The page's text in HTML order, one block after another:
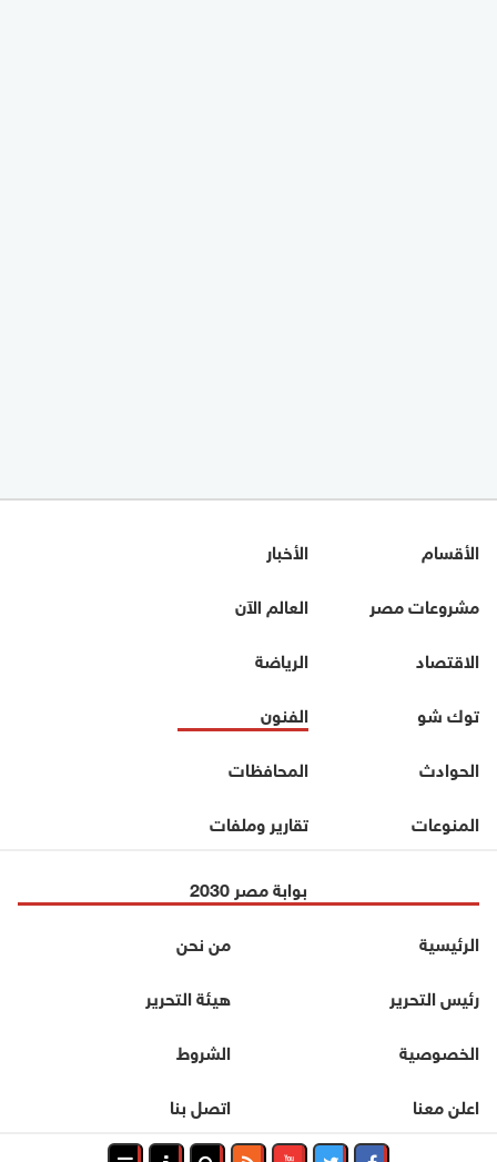
الأقسام
الأخبار
مشروعات مصر
العالم الآن
الاقتصاد
الرياضة
توك شو
الفنون
الحوادث
المحافظات
المنوعات
تقارير وملفات
بوابة مصر 2030
الرئيسية
من نحن
رئيس التحرير
هيئة التحرير
الخصوصية
الشروط
اعلن معنا
اتصل بنا